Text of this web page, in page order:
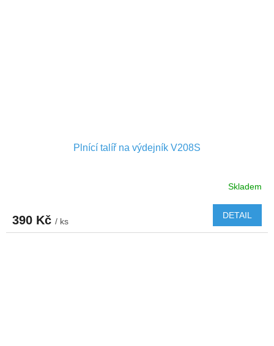
Plnící talíř na výdejník V208S
Skladem
390 Kč / ks
DETAIL